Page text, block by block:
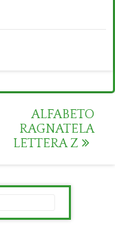
ALFABETO
RAGNATELA
LETTERA Z